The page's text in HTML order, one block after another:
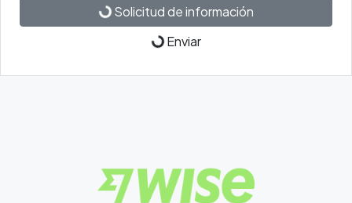
Solicitud de información
Enviar